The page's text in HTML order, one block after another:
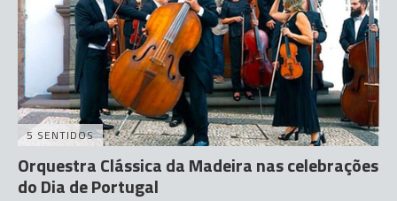
5 SENTIDOS
Orquestra Clássica da Madeira nas celebrações
do Dia de Portugal